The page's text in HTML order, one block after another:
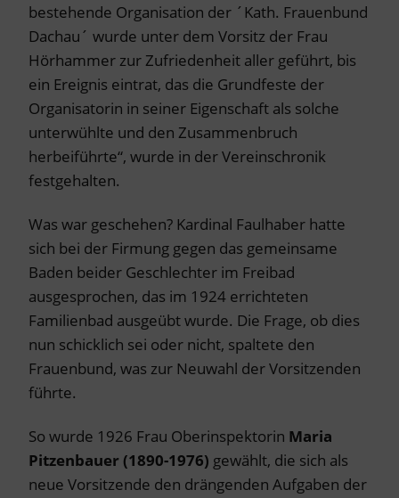
bestehende Organisation der ´Kath. Frauenbund
Dachau´ wurde unter dem Vorsitz der Frau
Hörhammer zur Zufriedenheit aller geführt, bis
ein Ereignis eintrat, das die Grundfeste der
Organisatorin in seiner Eigenschaft als solche
unterwühlte und den Zusammenbruch
herbeiführte“, wurde in der Vereinschronik
festgehalten.
Was war geschehen? Kardinal Faulhaber hatte
sich bei der Firmung gegen das gemeinsame
Baden beider Geschlechter im Freibad
ausgesprochen, das im 1924 errichteten
Familienbad ausgeübt wurde. Die Frage, ob dies
nun schicklich sei oder nicht, spaltete den
Frauenbund, was zur Neuwahl der Vorsitzenden
führte.
So wurde 1926 Frau Oberinspektorin Maria
Pitzenbauer (1890-1976) gewählt, die sich als
neue Vorsitzende den drängenden Aufgaben der